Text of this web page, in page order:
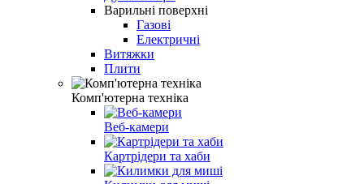
Варильні поверхні
Газові
Електричні
Витяжки
Плити
Комп'ютерна техніка
Веб-камери
Картрідери та хаби